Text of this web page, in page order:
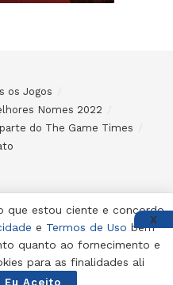
os Jogos
Nomes 2022
parte do The Game Times
por Code Soluções
que estou ciente e concordo
e Termos de Uso bem
quanto ao fornecimento e
para as finalidades ali
Eu Aceito
X